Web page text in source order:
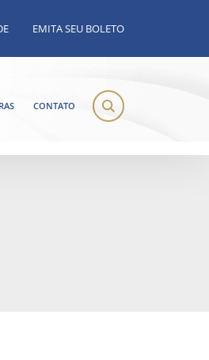
EMITA SEU BOLETO
CONTATO